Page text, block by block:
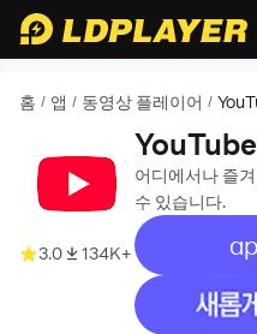
홈 / 앱 / 동영상 플레이어 /
3.0 134K+
YouTube
어디에서나 즐
수 있습니다.
recommend